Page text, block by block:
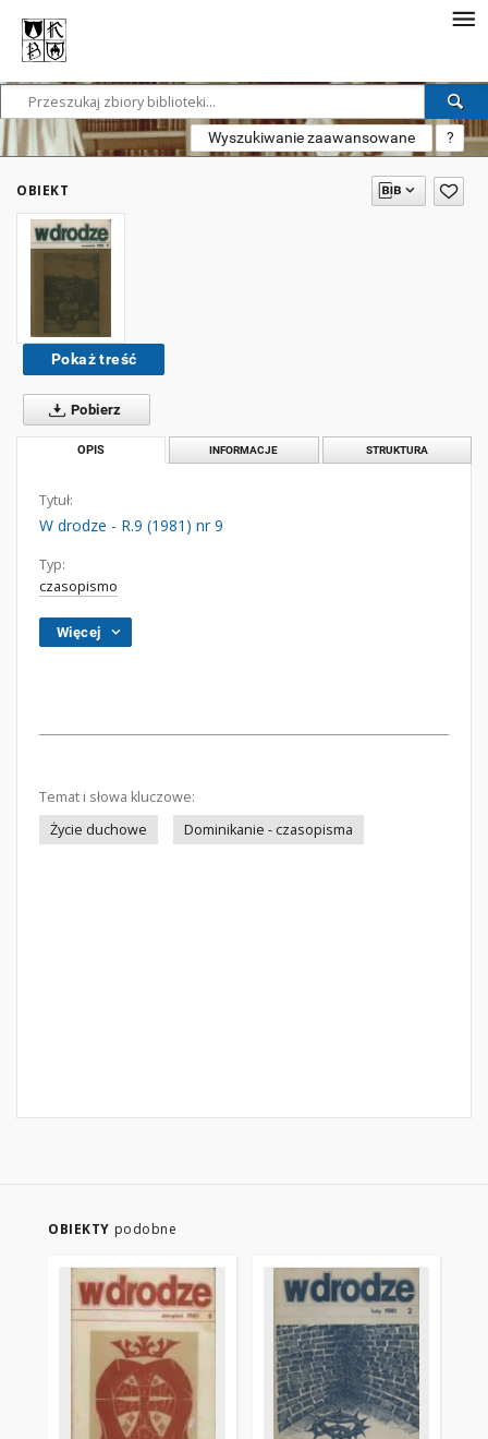
Wyszukiwanie zaawansowane ?
OBIEKT
Pokaż treść
Pobierz
OPIS INFORMACJE STRUKTURA
Tytuł:
W drodze - R.9 (1981) nr 9
Typ:
czasopismo
Więcej
Temat i słowa kluczowe:
Życie duchowe
Dominikanie - czasopisma
OBIEKTY podobne